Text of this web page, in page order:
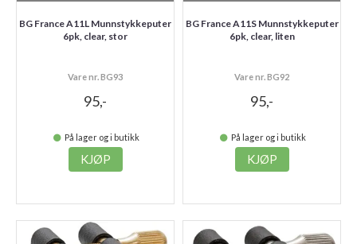
BG France A11L Munnstykkeputer
6pk, clear, stor
Vare nr. BG93
95,-
På lager og i butikk
KJØP
BG France A11S Munnstykkeputer
6pk, clear, liten
Vare nr. BG92
95,-
På lager og i butikk
KJØP